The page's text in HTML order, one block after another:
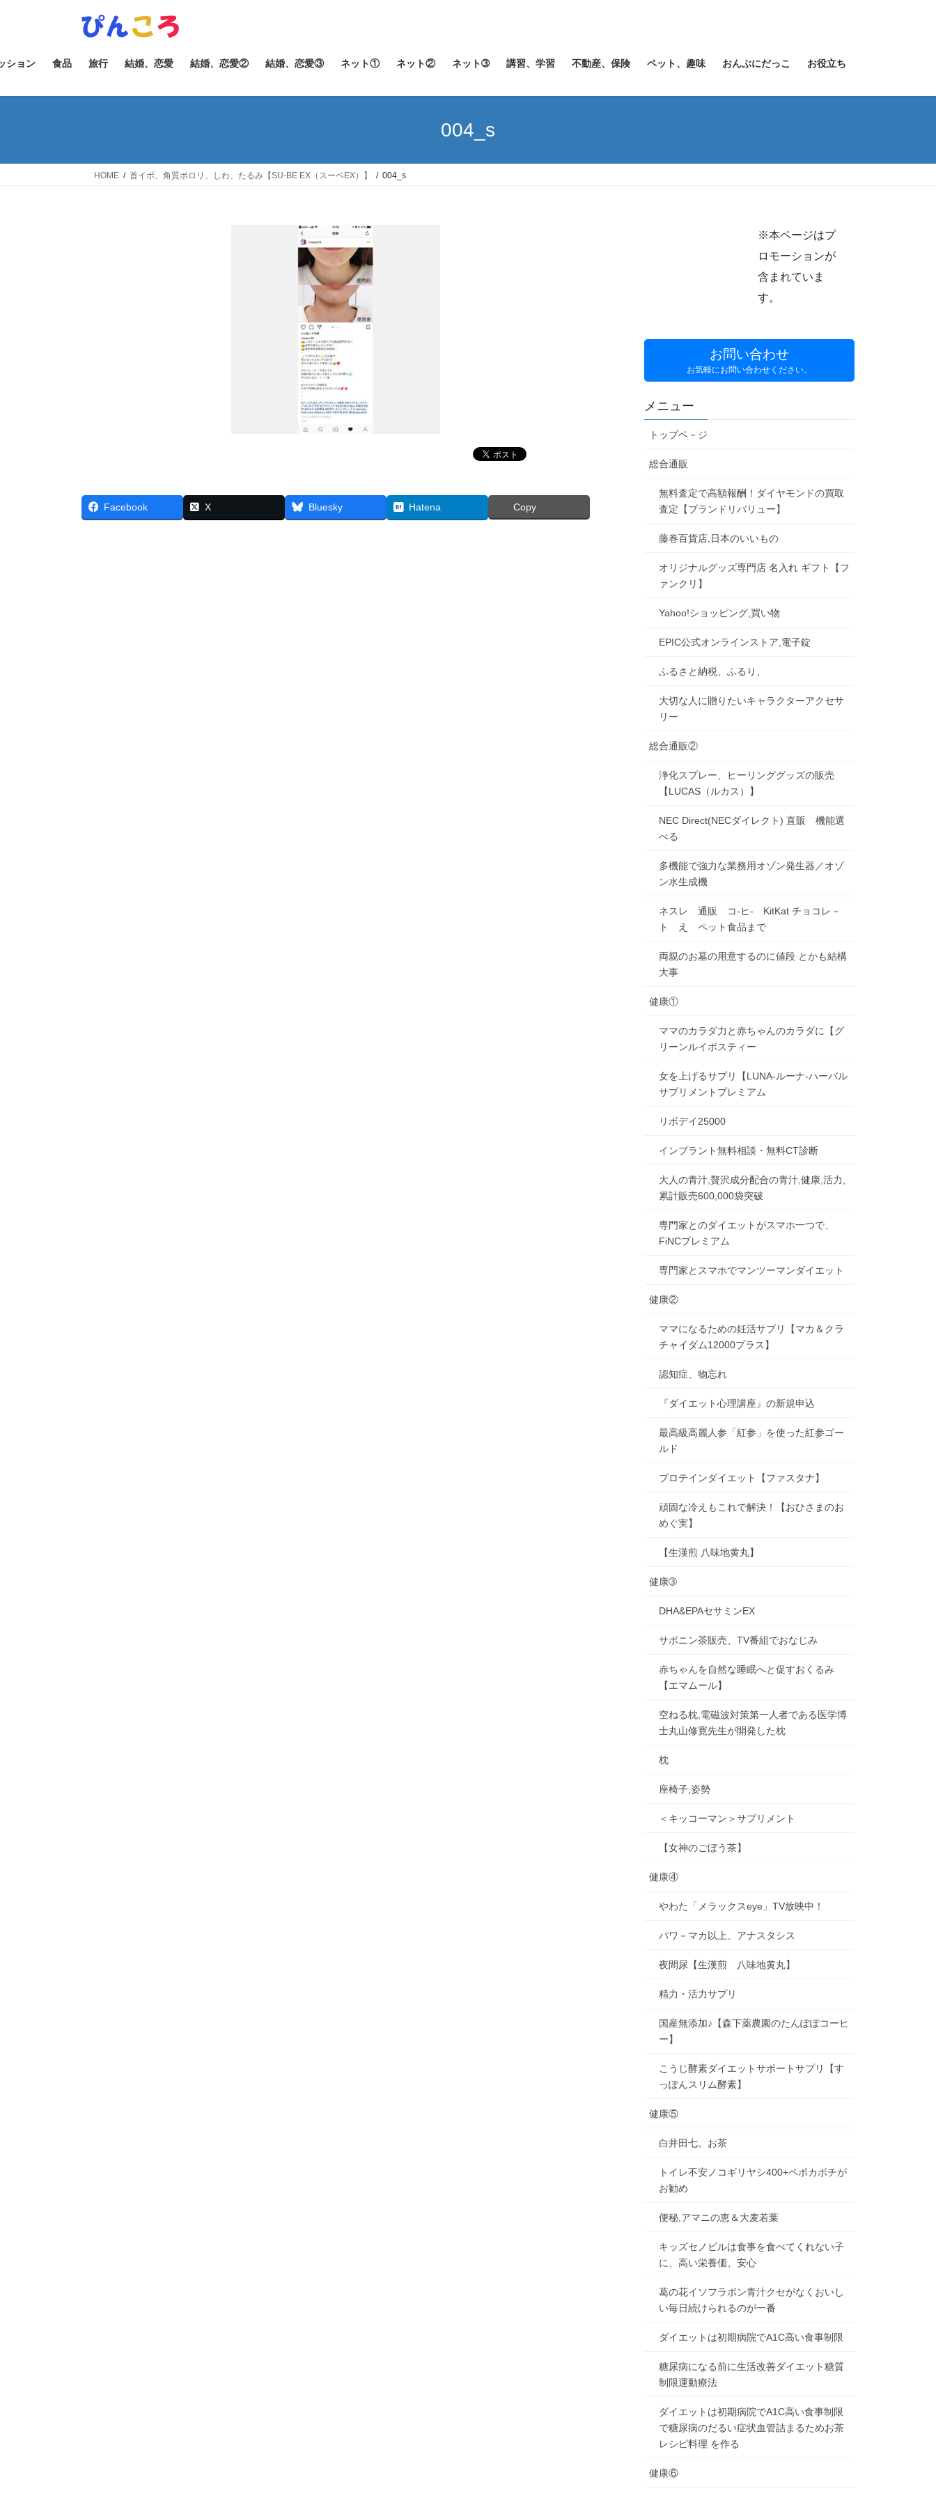
ン
ーション 食品 旅行 結婚、恋愛 結婚、恋愛② 結婚、恋愛③ ネット① ネット② ネット➂ 講習、学習 不動産、保険 ペット、趣味 おんぶにだっこ お役立ち
004_s
HOME 首イボ、角質ポロリ、しわ、たるみ【SU-BE EX（スーベEX）】 004_s
Facebook X Bluesky Hatena Copy
※本ページはプ
ロモーションが
含まれていま
す。
お問い合わせ
お気軽にお問い合わせください。
メニュー
トップペ－ジ
総合通販
無料査定で高額報酬！ダイヤモンドの買取
査定【ブランドリバリュー】
藤巻百貨店,日本のいいもの
オリジナルグッズ専門店 名入れ ギフト【フ
ァンクリ】
Yahoo!ショッピング,買い物
EPIC公式オンラインストア,電子錠
ふるさと納税、ふるり、
大切な人に贈りたいキャラクターアクセサ
リー
総合通販②
浄化スプレー、ヒーリンググッズの販売
【LUCAS（ルカス）】
NEC Direct(NECダイレクト) 直販 機能選
べる
多機能で強力な業務用オゾン発生器／オゾ
ン水生成機
ネスレ 通販 コ-ヒ- KitKat チョコレ－
ト え ペット食品まで
両親のお墓の用意するのに値段 とかも結構
大事
健康①
ママのカラダ力と赤ちゃんのカラダに【グ
リーンルイボスティー
女を上げるサプリ【LUNA-ルーナ-ハーバル
サプリメントプレミアム
リボデイ25000
インプラント無料相談・無料CT診断
大人の青汁,贅沢成分配合の青汁,健康,活力,
累計販売600,000袋突破
専門家とのダイエットがスマホ一つで、
FiNCプレミアム
専門家とスマホでマンツーマンダイエット
健康②
ママになるための妊活サプリ【マカ＆クラ
チャイダム12000プラス】
認知症、物忘れ
『ダイエット心理講座』の新規申込
最高級高麗人参「紅参」を使った紅参ゴー
ルド
プロテインダイエット【ファスタナ】
頑固な冷えもこれで解決！【おひさまのお
めぐ実】
【生漢煎 八味地黄丸】
健康➂
DHA&EPAセサミンEX
サポニン茶販売、TV番組でおなじみ
赤ちゃんを自然な睡眠へと促すおくるみ
【エマムール】
空ねる枕,電磁波対策第一人者である医学博
士丸山修寛先生が開発した枕
枕
座椅子,姿勢
＜キッコーマン＞サプリメント
【女神のごぼう茶】
健康④
やわた「メラックスeye」TV放映中！
パワ－マカ以上、アナスタシス
夜間尿【生漢煎 八味地黄丸】
精力・活力サプリ
国産無添加♪【森下薬農園のたんぽぽコーヒ
ー】
こうじ酵素ダイエットサポートサプリ【す
っぽんスリム酵素】
健康⑤
白井田七。お茶
トイレ不安ノコギリヤシ400+ペポカボチが
お勧め
便秘,アマニの恵＆大麦若葉
キッズセノビルは食事を食べてくれない子
に、高い栄養価、安心
葛の花イソフラボン青汁クセがなくおいし
い毎日続けられるのが一番
ダイエットは初期病院でA1C高い食事制限
糖尿病になる前に生活改善ダイエット糖質
制限運動療法
ダイエットは初期病院でA1C高い食事制限
で糖尿病のだるい症状血管詰まるためお茶
レシピ料理 を作る
健康⑥